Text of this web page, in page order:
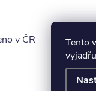
Tento
v ČR
K